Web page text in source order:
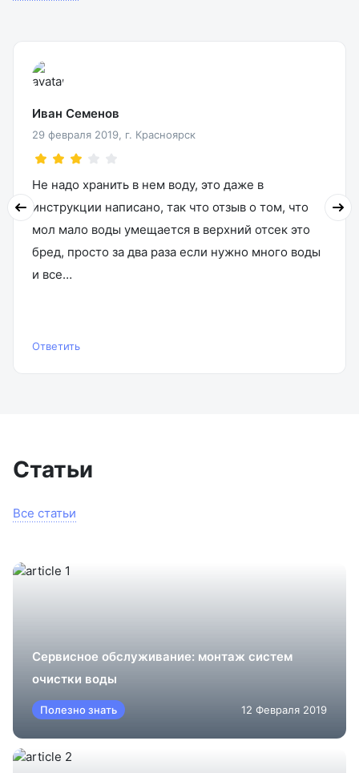
Иван Семенов
29 февраля 2019, г. Красноярск
Не надо хранить в нем воду, это даже в
инструкции написано, так что отзыв о том, что
мол мало воды умещается в верхний отсек это
бред, просто за два раза если нужно много воды
и все…
Ответить
Статьи
Все статьи
Сервисное обслуживание: монтаж систем
очистки воды
Полезно знать 12 Февраля 2019